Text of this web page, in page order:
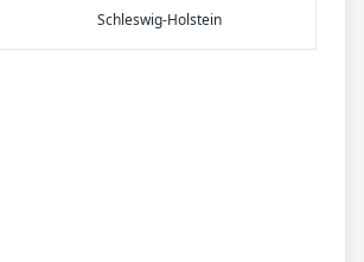
Schleswig-Holstein